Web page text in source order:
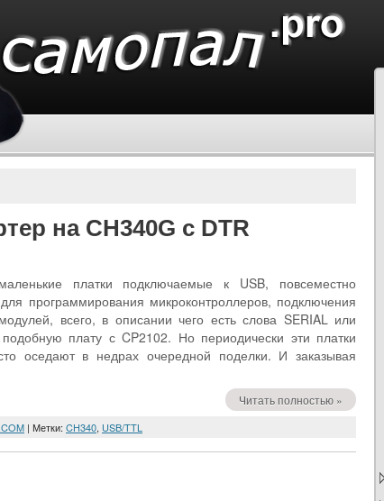
на CH340G с DTR
платки подключаемые к USB, повсеместно
программирования микроконтроллеров, подключения
всего, в описании чего есть слова SERIAL или
плату с CP2102. Но периодически эти платки
оседают в недрах очередной поделки. И заказывая
Читать полностью »
| Метки: CH340, USB/TTL